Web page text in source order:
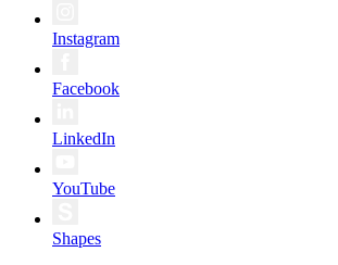
Instagram
Facebook
LinkedIn
YouTube
Shapes